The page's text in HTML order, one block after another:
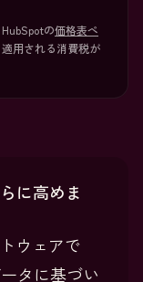
の価格表ペ
用される消費税が
に高めま
ウェアで
タに基づい